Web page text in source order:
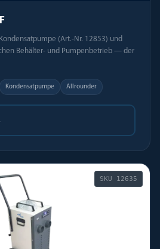
(Art.-Nr. 12853) und
Behälter- und Pumpenbetrieb — der
Kondensatpumpe Allrounder
SKU 12635